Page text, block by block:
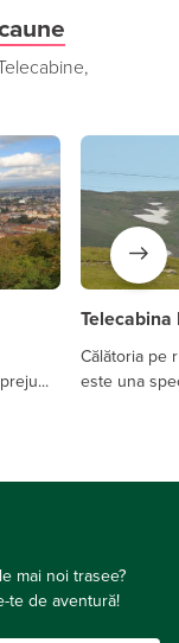
Telecabina
Călătoria pe
este una
mai noi trasee?
te de aventură!